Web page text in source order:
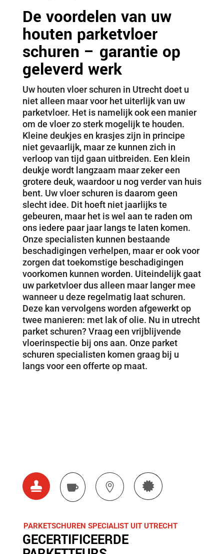
De voordelen van uw
houten parketvloer
schuren – garantie op
geleverd werk
Uw houten vloer schuren in Utrecht doet u
niet alleen maar voor het uiterlijk van uw
parketvloer. Het is namelijk ook een manier
om de vloer zo sterk mogelijk te houden.
Kleine deukjes en krasjes zijn in principe
niet gevaarlijk, maar ze kunnen zich in
verloop van tijd gaan uitbreiden. Een klein
deukje wordt langzaam maar zeker een
grotere deuk, waardoor u nog verder van huis
bent. Uw vloer schuren is daarom geen
slecht idee. Dit hoeft niet jaarlijks te
gebeuren, maar het is wel aan te raden om
ons iedere paar jaar langs te laten komen.
Onze specialisten kunnen bestaande
beschadigingen verhelpen, maar er ook voor
zorgen dat toekomstige beschadigingen
voorkomen kunnen worden. Uiteindelijk gaat
uw parketvloer dus alleen maar langer mee
wanneer u deze regelmatig laat schuren.
Deze kan vervolgens worden afgewerkt op
twee manieren: met lak of olie. Nu in utrecht
parket schuren? Vraag een vrijblijvende
vloerinspectie bij ons aan. Onze parket
schuren specialisten komen graag bij u
langs voor een offerte op maat.
   
PARKETSCHUREN SPECIALIST UIT UTRECHT
GECERTIFICEERDE